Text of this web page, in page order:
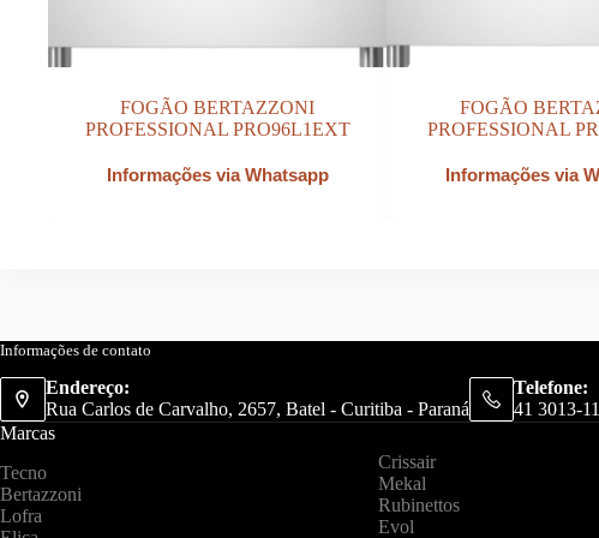
FOGÃO BERTAZZONI
PROFESSIONAL PRO96L1EXT
Informações via Whatsapp
FOGÃO
PROFESSIONAL
Informações via
Informações de contato
Endereço:
Rua Carlos de Carvalho, 2657, Batel - Curitiba - Paraná
Telefone:
41 3013-
Marcas
Tecno
Bertazzoni
Lofra
Crissair
Mekal
Rubinettos
Evol